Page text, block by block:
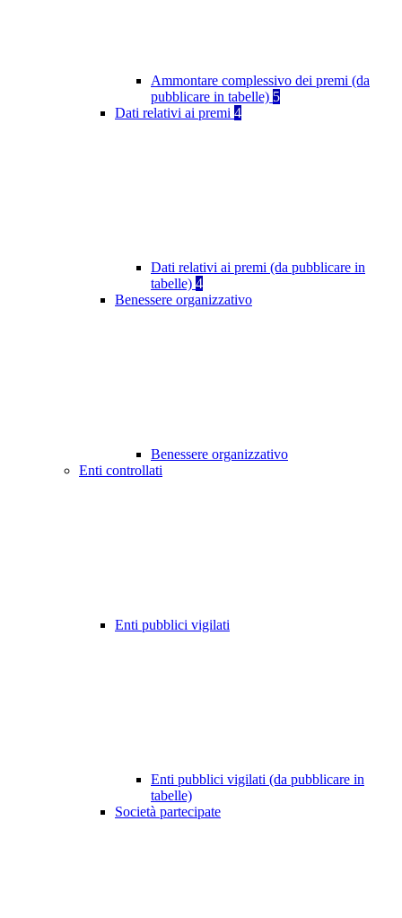
Ammontare complessivo dei premi (da
pubblicare in tabelle) 5
Dati relativi ai premi 4
Dati relativi ai premi (da pubblicare in
tabelle) 4
Benessere organizzativo
Benessere organizzativo
Enti controllati
Enti pubblici vigilati
Enti pubblici vigilati (da pubblicare in
tabelle)
Società partecipate